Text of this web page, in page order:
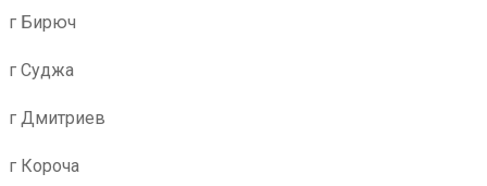
г Бирюч
г Суджа
г Дмитриев
г Короча